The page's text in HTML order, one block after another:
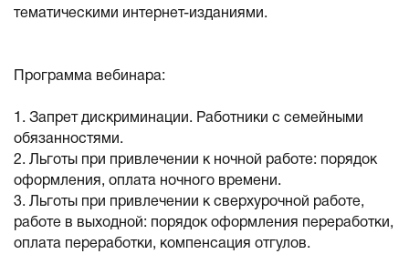
тематическими интернет-изданиями.
Программа вебинара:
1. Запрет дискриминации. Работники с семейными
обязанностями.
2. Льготы при привлечении к ночной работе: порядок
оформления, оплата ночного времени.
3. Льготы при привлечении к сверхурочной работе,
работе в выходной: порядок оформления переработки,
оплата переработки, компенсация отгулов.